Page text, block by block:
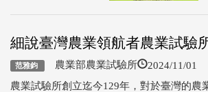
細說臺灣農業領航者農業試驗
范雅鈞 農業部農業試驗所 2024/11/01
農業試驗所創立迄今129年，對於臺灣的農